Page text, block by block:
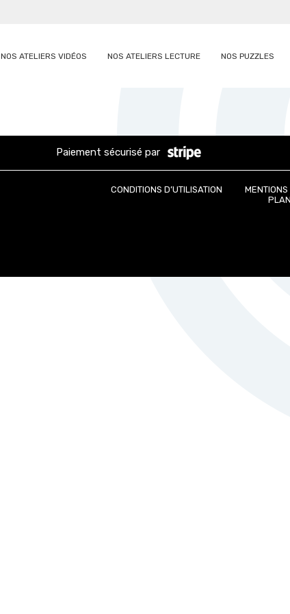
NOS ATELIERS VIDÉOS NOS ATELIERS LECTURE NOS PUZZLES
Paiement sécurisé par
CONDITIONS D’UTILISATION